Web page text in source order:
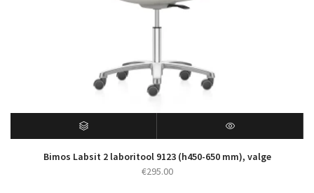
Bimos Labsit 2 laboritool 9123 (h450-650 mm), valge
€295.00